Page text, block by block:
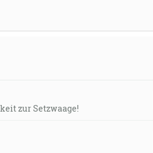
zur Setzwaage!